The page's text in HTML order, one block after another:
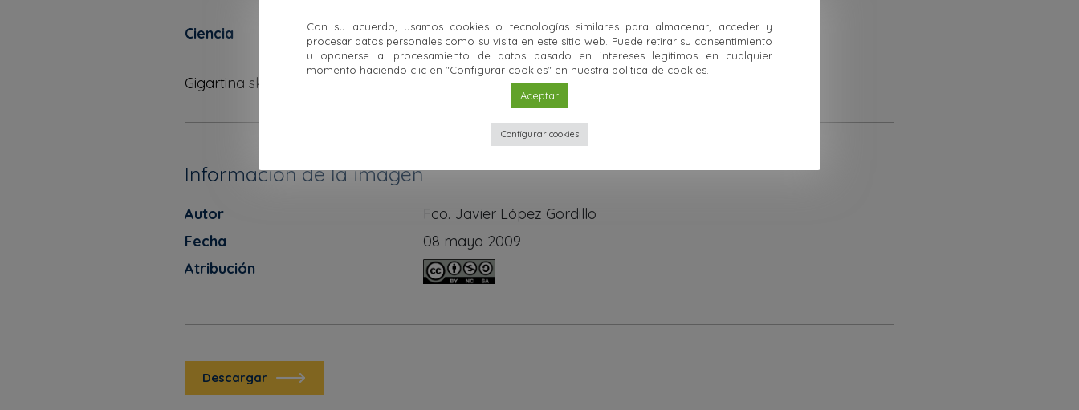
Ciencia
Gigartina skottsbergii. Algas
Información de la imagen
Autor
Fco. Javier López Gordillo
Fecha
08 mayo 2009
Atribución
Descargar
Con su acuerdo, usamos cookies o tecnologías similares para almacenar, acceder y
procesar datos personales como su visita en este sitio web. Puede retirar su consentimiento
u oponerse al procesamiento de datos basado en intereses legítimos en cualquier
momento haciendo clic en "Configurar cookies" en nuestra política de cookies.
Aceptar
Configurar cookies